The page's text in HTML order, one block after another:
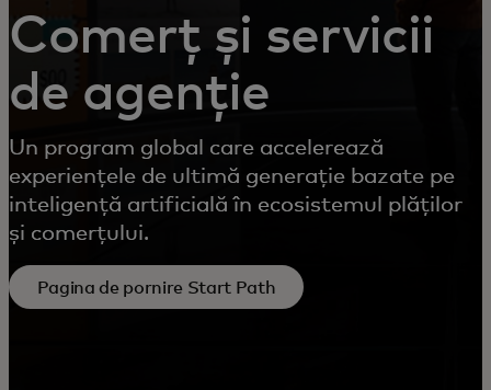
Comerț și servicii
de agenție
Un program global care accelerează
experiențele de ultimă generație bazate pe
inteligență artificială în ecosistemul plăților
și comerțului.
Pagina de pornire Start Path